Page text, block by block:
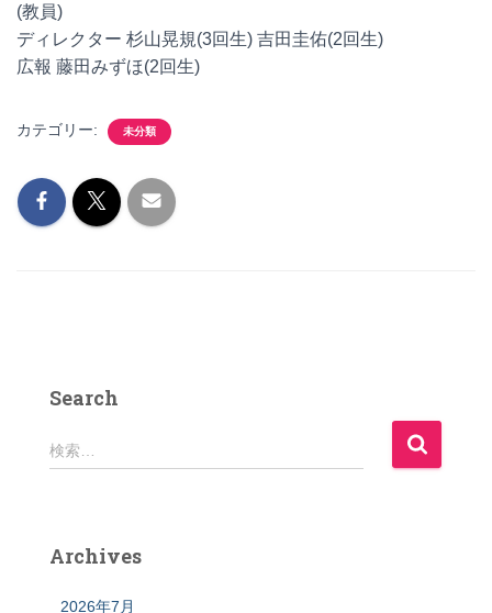
(教員)
ディレクター 杉山晃規(3回生) 吉田圭佑(2回生)
広報 藤田みずほ(2回生)
カテゴリー: 未分類
Search
検
索
検索…
Archives
2026年7月